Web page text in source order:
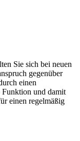
Sie sich bei neuen
gegenüber
einen
und damit
einen regelmäßig